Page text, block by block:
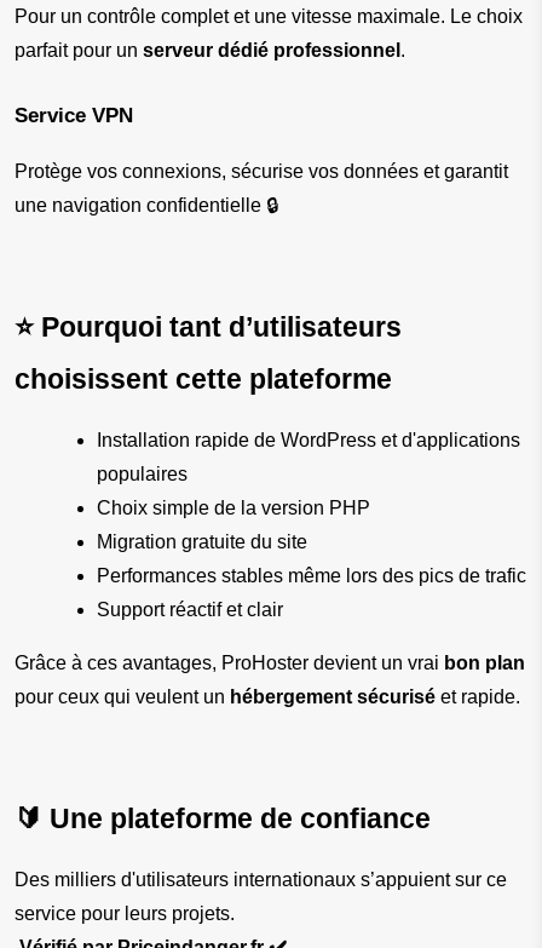
Pour un contrôle complet et une vitesse maximale. Le choix
parfait pour un serveur dédié professionnel .
Service VPN
Protège vos connexions, sécurise vos données et garantit
une navigation confidentielle 🔒
⭐ Pourquoi tant d’utilisateurs
choisissent cette plateforme
Installation rapide de WordPress et d'applications
populaires
Choix simple de la version PHP
Migration gratuite du site
Performances stables même lors des pics de trafic
Support réactif et clair
Grâce à ces avantages, ProHoster devient un vrai bon plan
pour ceux qui veulent un hébergement sécurisé et rapide.
🔰 Une plateforme de confiance
Des milliers d'utilisateurs internationaux s’appuient sur ce
service pour leurs projets.